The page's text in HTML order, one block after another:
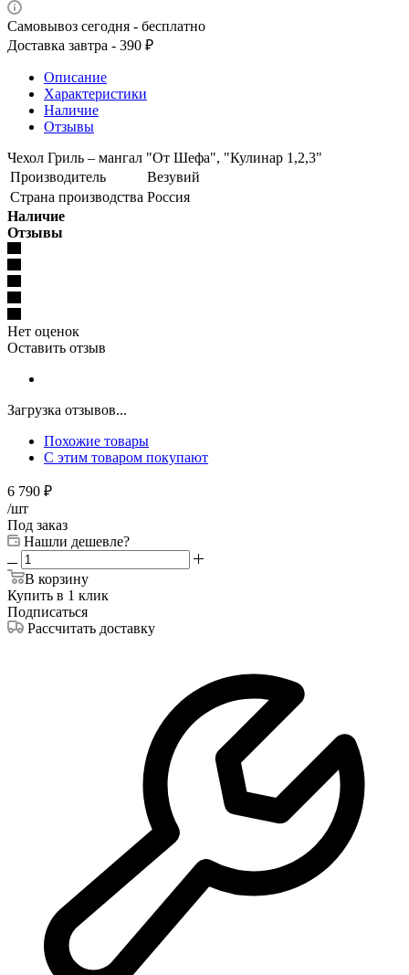
Самовывоз сегодня - бесплатно
Доставка завтра - 390 ₽
Описание
Характеристики
Наличие
Отзывы
Чехол Гриль – мангал "От Шефа", "Кулинар 1,2,3"
Производитель
Везувий
Страна производства Россия
Наличие
Отзывы
Нет оценок
Оставить отзыв
Загрузка отзывов...
Похожие товары
С этим товаром покупают
6 790 ₽
/шт
Под заказ
Нашли дешевле?
В корзину
Купить в 1 клик
Подписаться
Рассчитать доставку